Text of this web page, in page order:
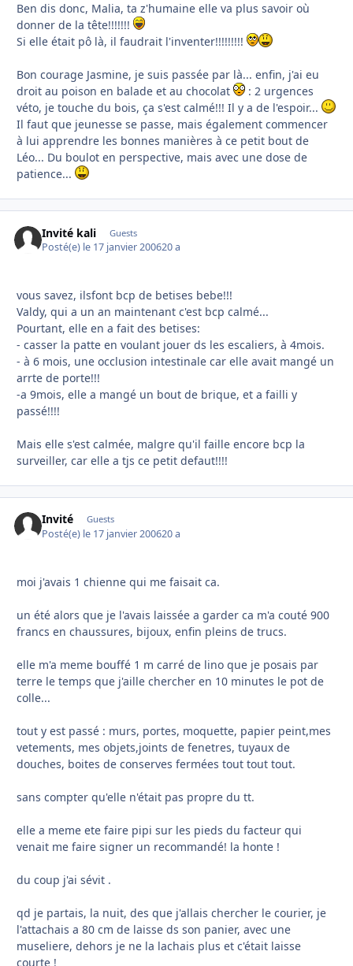
Ben dis donc, Malia, ta z'humaine elle va plus savoir où
donner de la tête!!!!!!!
Si elle était pô là, il faudrait l'inventer!!!!!!!!!
Bon courage Jasmine, je suis passée par là... enfin, j'ai eu
droit au poison en balade et au chocolat
: 2 urgences
véto, je touche du bois, ça s'est calmé!!! Il y a de l'espoir...
Il faut que jeunesse se passe, mais également commencer
à lui apprendre les bonnes manières à ce petit bout de
Léo... Du boulot en perspective, mais avec une dose de
patience...
Invité kali Guests
Posté(e) le 17 janvier 200620 a
vous savez, ilsfont bcp de betises bebe!!!
Valdy, qui a un an maintenant c'est bcp calmé...
Pourtant, elle en a fait des betises:
- casser la patte en voulant jouer ds les escaliers, à 4mois.
- à 6 mois, une occlusion intestinale car elle avait mangé un
arrte de porte!!!
-a 9mois, elle a mangé un bout de brique, et a failli y
passé!!!!
Mais elle s'est calmée, malgre qu'il faille encore bcp la
surveiller, car elle a tjs ce petit defaut!!!!
Invité Guests
Posté(e) le 17 janvier 200620 a
moi j'avais 1 chienne qui me faisait ca.
un été alors que je l'avais laissée a garder ca m'a couté 900
francs en chaussures, bijoux, enfin pleins de trucs.
elle m'a meme bouffé 1 m carré de lino que je posais par
terre le temps que j'aille chercher en 10 minutes le pot de
colle...
tout y est passé : murs, portes, moquette, papier peint,mes
vetements, mes objets,joints de fenetres, tuyaux de
douches, boites de conserves fermées tout tout tout.
sans compter qu'elle n'était pas propre du tt.
elle a meme ete faire pipi sur les pieds du facteur qui
venait me faire signer un recommandé! la honte !
du coup j'ai sévit .
qd je partais, la nuit, des que j'allais chercher le courier, je
l'attachais a 80 cm de laisse ds son panier, avec une
museliere, dehors je ne la lachais plus et c'était laisse
courte !